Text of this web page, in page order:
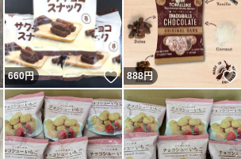
いいね！
660円 いいね！
888円